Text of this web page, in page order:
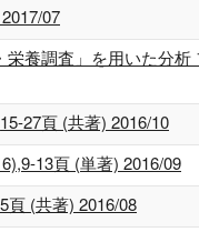
07
養調査」を用いた分
27頁 (共著) 2016/10
13頁 (単著) 2016/09
頁 (共著) 2016/08